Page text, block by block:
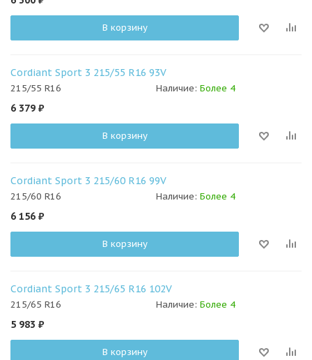
В корзину
Cordiant Sport 3 215/55 R16 93V
215/55 R16 Наличие: Более 4
6 379 ₽
В корзину
Cordiant Sport 3 215/60 R16 99V
215/60 R16 Наличие: Более 4
6 156 ₽
В корзину
Cordiant Sport 3 215/65 R16 102V
215/65 R16 Наличие: Более 4
5 983 ₽
В корзину